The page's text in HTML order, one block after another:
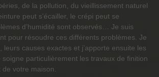
de la pollution, du vieillissement naturel
peut s’écailler, le crépi peut se
d’humidité sont observés… Je suis
pour résoudre ces différents problèmes. Je
leurs causes exactes et j’apporte ensuite les
particulièrement les travaux de finition
de votre maison.